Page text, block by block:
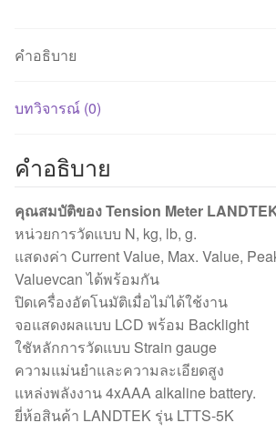
คำอธิบาย
บทวิจารณ์ (0)
คำอธิบาย
คุณสมบัติของ Tension Meter
หน่วยการวัดแบบ N, kg, lb, g.
แสดงค่า Current Value, Max. Value,
Valuevcan ได้พร้อมกัน
ปิดเครื่องอัตโนมัติเมื่อไม่ได้ใช้งาน
จอแสดงผลแบบ LCD พร้อม Backlight
ใชัหลักการวัดแบบ Strain gauge
ความแม่นยำและความละเอียดสูง
แหล่งพลังงาน 4xAAA alkaline battery.
ยี่ห้อสินค้า LANDTEK รุ่น LTTS-5K